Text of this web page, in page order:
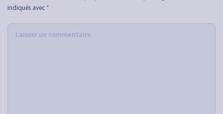
indiqués avec *